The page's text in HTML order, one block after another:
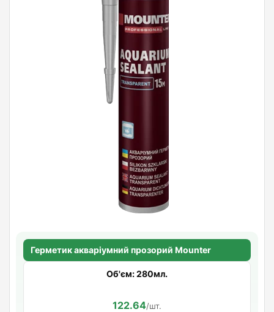
Герметик акваріумний прозорий Mounter
Об'єм: 280мл.
122.64/шт.